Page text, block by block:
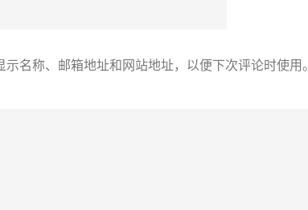
名称、邮箱地址和网站地址，以便下次评论时使用。